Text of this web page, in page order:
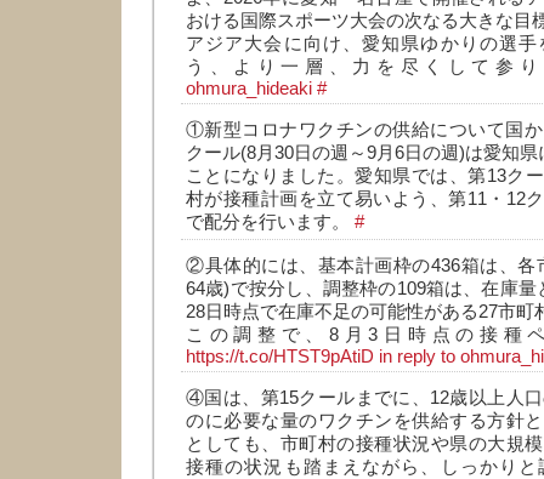
おける国際スポーツ大会の次なる大きな目
アジア大会に向け、愛知県ゆかりの選
う、より一層、力を尽くして参
ohmura_hideaki #
①新型コロナワクチンの供給について国
クール(8月30日の週～9月6日の週)は愛知
ことになりました。愛知県では、第13ク
村が接種計画を立て易いよう、第11・12
で配分を行います。 #
②具体的には、基本計画枠の436箱は、各
64歳)で按分し、調整枠の109箱は、在庫
28日時点で在庫不足の可能性がある27市町
この調整で、8月3日時点の接種
https://t.co/HTST9pAtiD in reply to
④国は、第15クールまでに、12歳以上人
のに必要な量のワクチンを供給する方針
としても、市町村の接種状況や県の大規
接種の状況も踏まえながら、しっかり